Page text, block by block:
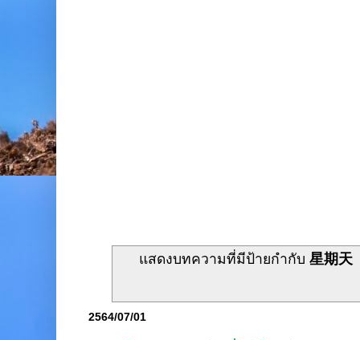
แสดงบทความที่มีป้ายกำกับ星期天
2564/07/01